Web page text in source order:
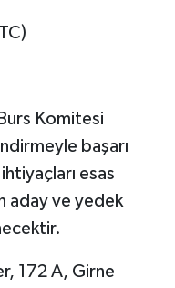
Komitesi
başarı
esas
aday ve yedek
172 A, Girne